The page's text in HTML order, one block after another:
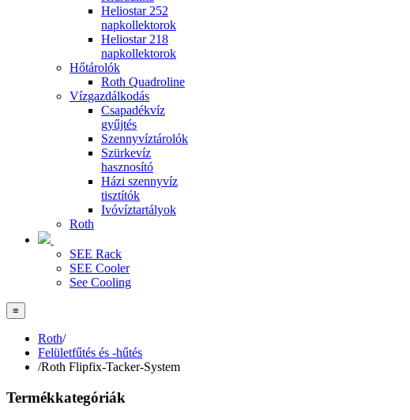
Heliostar 252
napkollektorok
Heliostar 218
napkollektorok
Hőtárolók
Roth Quadroline
Vízgazdálkodás
Csapadékvíz
gyűjtés
Szennyvíztárolók
Szürkevíz
hasznosító
Házi szennyvíz
tisztítók
Ivóvíztartályok
Roth
SEE Rack
SEE Cooler
See Cooling
≡
Roth/
Felületfűtés és -hűtés
/Roth Flipfix-Tacker-System
Termékkategóriák